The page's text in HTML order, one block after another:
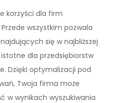
korzyści dla firm
wszystkim pozwala
się w najbliższej
dla przedsiębiorstw
Dzięki optymalizacji pod
Twoja firma może
w wynikach wyszukiwania